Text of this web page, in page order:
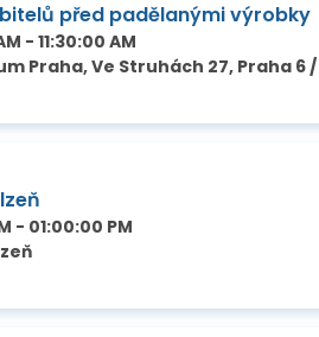
před padělanými výrobky
- 11:30:00 AM
Praha, Ve Struhách 27, Praha 6 /
- 01:00:00 PM